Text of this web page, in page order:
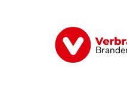
Finanzen